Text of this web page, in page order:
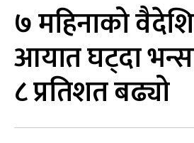
७ महिनाको
आयात घट्दा
८ प्रतिशत बढ्यो